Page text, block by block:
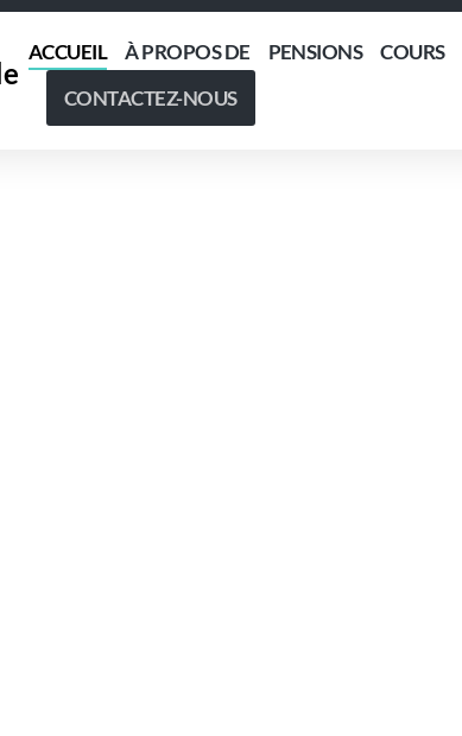
ACCUEIL À PROPOS DE PENSIONS COURS
CONTACTEZ-NOUS